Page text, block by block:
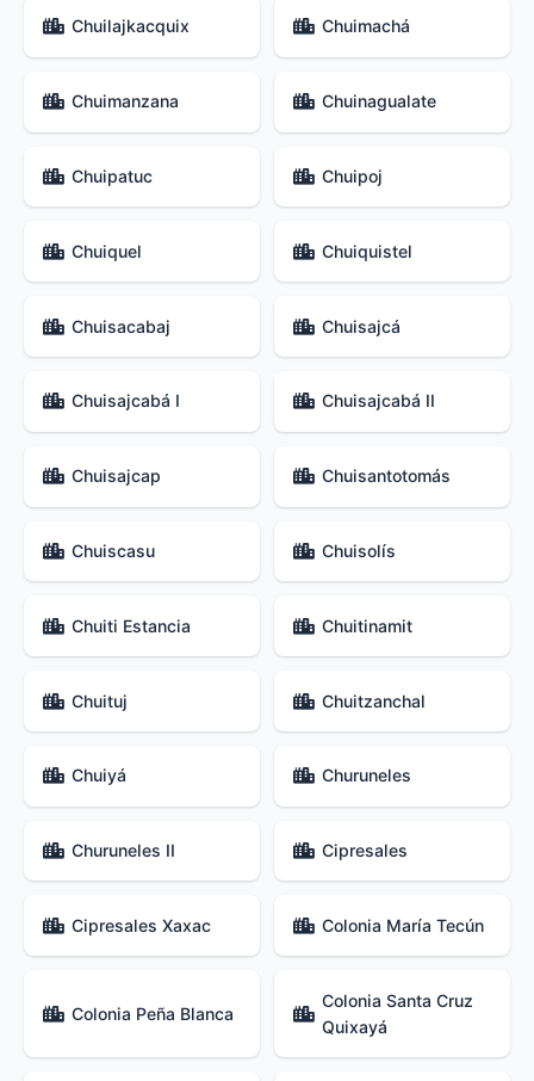
Chuilajkacquix Chuimachá
Chuimanzana Chuinagualate
Chuipatuc Chuipoj
Chuiquel Chuiquistel
Chuisacabaj Chuisajcá
Chuisajcabá I Chuisajcabá II
Chuisajcap Chuisantotomás
Chuiscasu Chuisolís
Chuiti Estancia Chuitinamit
Chuituj Chuitzanchal
Chuiyá Churuneles
Churuneles II Cipresales
Cipresales Xaxac Colonia María Tecún
Colonia Peña Blanca
Colonia Santa Cruz
Quixayá